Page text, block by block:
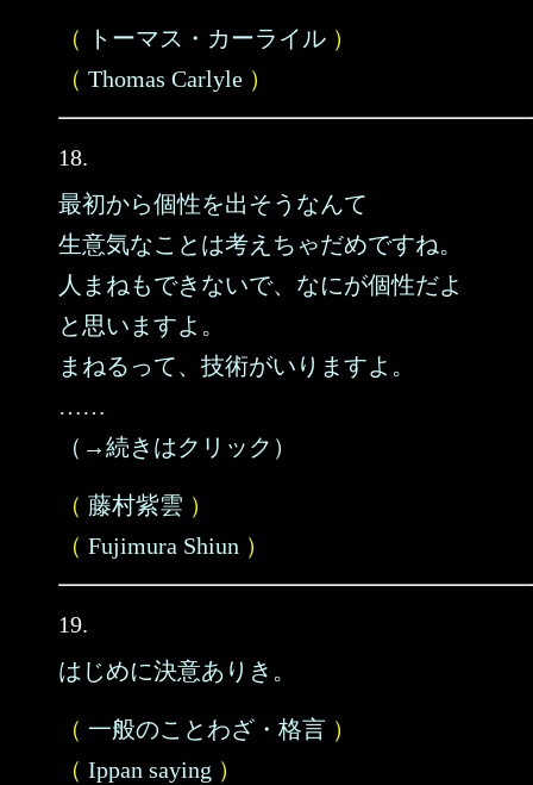
（ トーマス・カーライル ）
（ Thomas Carlyle ）
18.
最初から個性を出そうなんて
生意気なことは考えちゃだめですね。
人まねもできないで、なにが個性だよ
と思いますよ。
まねるって、技術がいりますよ。
……
（→続きはクリック）
（ 藤村紫雲 ）
（ Fujimura Shiun ）
19.
はじめに決意ありき。
（ 一般のことわざ・格言 ）
（ Ippan saying ）